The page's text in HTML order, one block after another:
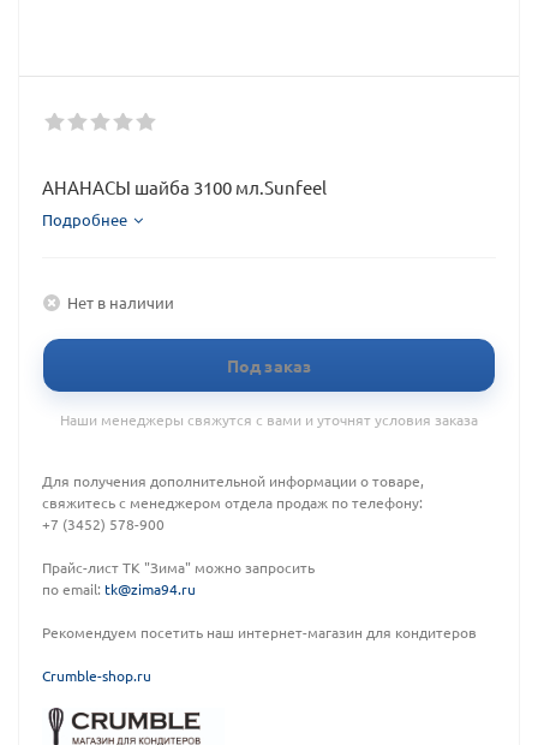
АНАНАСЫ шайба 3100 мл.Sunfeel
Подробнее
Нет в наличии
Под заказ
Наши менеджеры свяжутся с вами и уточнят условия заказа
Для получения дополнительной информации о товаре,
свяжитесь с менеджером отдела продаж по телефону:
+7 (3452) 578-900
Прайс-лист ТК "Зима" можно запросить
по email: tk@zima94.ru
Рекомендуем посетить наш интернет-магазин для кондитеров
Crumble-shop.ru